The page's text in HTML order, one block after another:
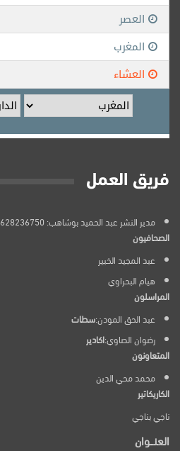
فريق العمل
مدير النشر عبد الحميد بوشاهب: 0628236750
الصحافيون
عبد المجيد الخبير
هيام البحراوي
المراسلون
عبد الحق المودن:سطات
رضوان الصاوي:اكادير
المتعاونون
محمد محي الدين
الكاريكاتير
ناجي بناجي
العنـــوان